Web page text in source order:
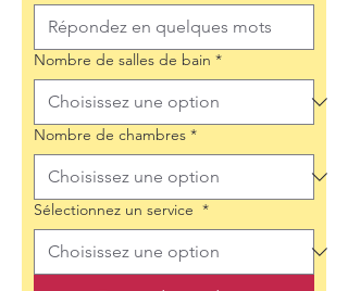
Nombre de salles de bain *
Nombre de chambres *
Sélectionnez un service *